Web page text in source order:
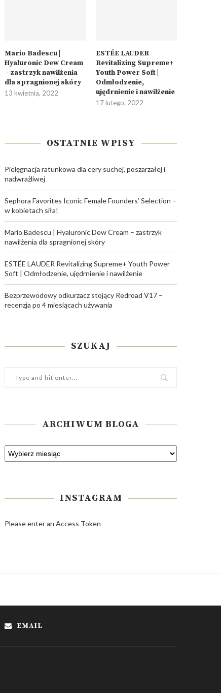
Mario Badescu |
Hyaluronic Dew Cream
– zastrzyk nawilżenia
dla spragnionej skóry
13 kwietnia, 2022
ESTÉE LAUDER
Revitalizing Supreme+
Youth Power Soft |
Odmłodzenie,
ujędrnienie i nawilżenie
17 lutego, 2022
OSTATNIE WPISY
Pielęgnacja ratunkowa dla cery suchej, poszarzałej i
nadwrażliwej
Sephora Favorites Iconic Female Founders’ Selection –
w kobietach siła!
Mario Badescu | Hyaluronic Dew Cream – zastrzyk
nawilżenia dla spragnionej skóry
ESTÉE LAUDER Revitalizing Supreme+ Youth Power
Soft | Odmłodzenie, ujędrnienie i nawilżenie
Bezprzewodowy odkurzacz stojący Redroad V17 –
recenzja po 4 miesiącach używania
SZUKAJ
ARCHIWUM BLOGA
INSTAGRAM
Please enter an Access Token
EMAIL